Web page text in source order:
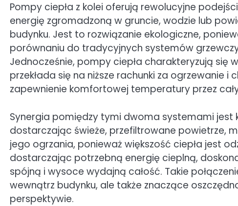
Pompy ciepła z kolei oferują rewolucyjne
energię zgromadzoną w gruncie, wodzie lub
budynku. Jest to rozwiązanie ekologiczne,
porównaniu do tradycyjnych systemów
Jednocześnie, pompy ciepła charakteryzują się
przekłada się na niższe rachunki za ogrzewanie i
zapewnienie komfortowej temperatury przez
Synergia pomiędzy tymi dwoma systemami jest
dostarczając świeże, przefiltrowane powietrze,
jego ogrzania, ponieważ większość ciepła jest
dostarczając potrzebną energię cieplną,
spójną i wysoce wydajną całość. Takie
wewnątrz budynku, ale także znaczące
perspektywie.